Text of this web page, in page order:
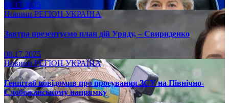
08.17.2025
Новини РЕГІОН УКРАЇНА
Завтра презентуємо план дій Уряду, – Свириденко
08.17.2025
НовиниРЕГІОНУКРАЇНА
Генштаб повідомив про просування ЗСУ на Північно-
Слобожанському напрямку